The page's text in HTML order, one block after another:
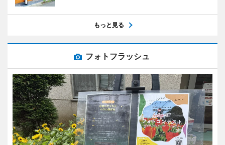
もっと見る
フォトフラッシュ